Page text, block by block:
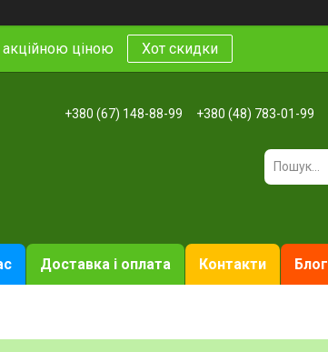
акційною ціною Хот скидки
+380 (67) 148-88-99 +380 (48) 783-01-99
Доставка і оплата Контакти Блог